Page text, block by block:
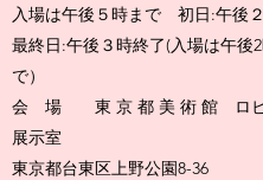
入場は午後５時まで 初日:午後
最終日:午後３時終了(入場は午後2
で）
会 場 東 京 都 美 術 館 ロビ
展示室
東京都台東区上野公園8-36